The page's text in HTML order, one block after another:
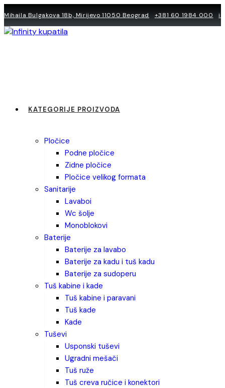
to
content
Mihaila Bulgakova 18b, Mirijevo 11050 Beograd +381 60 1984 000
KATEGORIJE PROIZVODA
pločice
podne pločice
zidne pločice
pločice velikog formata
sanitarije
lavaboi
wc šolje
monoblokovi
baterije
baterije za lavabo
baterije za kadu i tuš kadu
baterije za sudoperu
tuš kabine i kade
tuš kabine i paravani
tuš kade
kade
tuševi
usponski tuševi
ugradni mešači
tuš ruže
tuš creva ručice i konektori